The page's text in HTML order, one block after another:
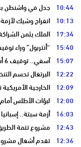
10:44 جدل في واشنطن
10:13 انفراج وشيك
17:34 الملك يثمن
15:40 “أنتربول” وراء
15:07 آسفي.. توقيف 6 أشخاص بجمعة سحيم للاشتباه في التنقيب عن الكنوز .
12:22 البرتغال تحسم التنظيم المشترك
12:09 الخارجية
12:00 لبؤات الأطلس
16:03 أزمة سبتة.. إسبانيا
12:43 مشروع تتمة
12:36 تقدم أشغال مشروع “نور